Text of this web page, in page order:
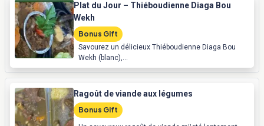
Plat du Jour – Thiéboudienne Diaga Bou
Wekh
Bonus Gift
Savourez un délicieux Thiéboudienne Diaga Bou
Wekh (blanc),...
Ragoût de viande aux légumes
Bonus Gift